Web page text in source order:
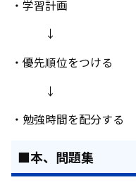
・学習計画
↓
・優先順位をつける
↓
・勉強時間を配分する
■本、問題集